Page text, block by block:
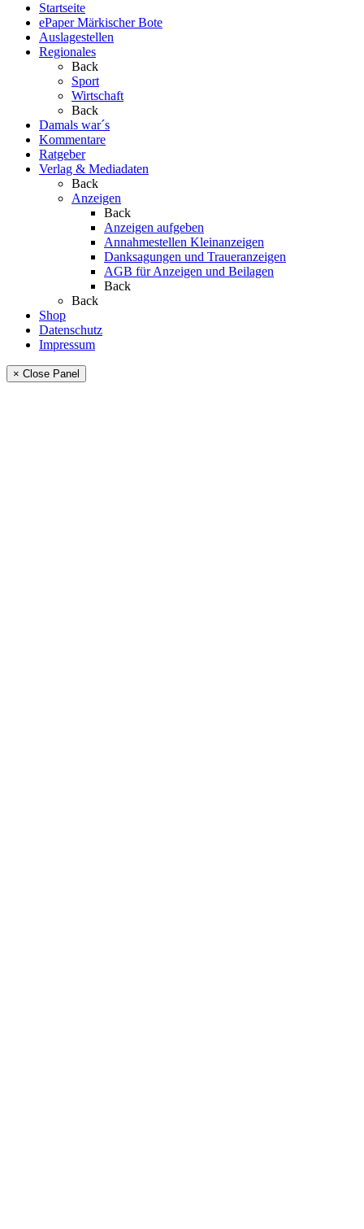
Startseite
ePaper Märkischer Bote
Auslagestellen
Regionales
Back
Sport
Wirtschaft
Back
Damals war´s
Kommentare
Ratgeber
Verlag & Mediadaten
Back
Anzeigen
Back
Anzeigen aufgeben
Annahmestellen Kleinanzeigen
Danksagungen und Traueranzeigen
AGB für Anzeigen und Beilagen
Back
Back
Shop
Datenschutz
Impressum
× Close Panel